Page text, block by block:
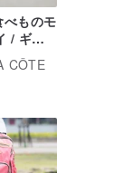
ものモ
/ ギフ
わせ自
CÔTE